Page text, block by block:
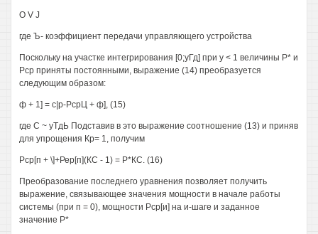
О V J
где Ъ- коэффициент передачи управляющего устройства
Поскольку на участке интегрирования [0;уГд] при у < 1 величины Р* и
Рср приняты постоянными, выражение (14) преобразуется
следующим образом:
ф + 1] = с|р-РсрЦ + ф], (15)
где С ~ уТдЬ Подставив в это выражение соотношение (13) и приняв
для упрощения Кр= 1, получим
Рср[п + \]+Рер[п](КС - 1) = Р*КС. (16)
Преобразование последнего уравнения позволяет получить
выражение, связывающее значения мощности в начале работы
системы (при п = 0), мощности Рср[и] на и-шаге и заданное
значение Р*